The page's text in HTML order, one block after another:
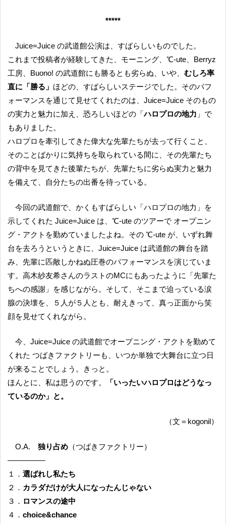
*****
Juice=Juice の武道館公演は、すばらしいものでした。
これまで投稿者が経験してきた、モーニング、℃-ute、Berryz
工房、Buono! の武道館にも勝るとも劣らぬ、いや、 むしろ率
直に「勝る」 ほどの、すばらしいステージでした。そのパフ
ォーマンスを通じて見せてくれたのは、Juice=Juice そのもの
の実力と魅力に加え、恐ろしいほどの「ハロプロの地力 」で
もありました。
ハロプロを牽引してきた偉大な先輩たちが去って行くこと、
そのことばかりに気持ちを取られている間に、その先輩たち
の背中を見てきた後輩たちが、先輩たちに劣らぬ実力と魅力
を備えて、自分たちの出番を待っている。
今回の武道館で、かくもすばらしい「ハロプロの地力」を
示してくれた Juice=Juice は、℃-ute のツアーで オープニン
グ・アクトを勤めていましたよね。その ℃-ute が、いずれ舞
台を去ろうというときに、Juice=Juice は武道館の舞台を踏
み、先輩に匹敵しかねぬ圧巻のパフォーマンスを演じていま
す。高木紗友希さんのラストのMCにもあったように「先輩た
ちへの感謝」を感じながら。そして、そこまで迫っている涙
腺の決壊を、５人が５人とも、耐えきって、真っ正面から笑
顔を見せてくれながら。
今、Juice=Juice の武道館でオープニング・アクトを勤めて
くれた つばきファクトリーも、いつか単独で大舞台に立つ日
が来ることでしょう。きっと。
ほんとに、私は思うのです。
「いったいハロプロはどうなっ
ているのか」と。
（文＝kogonil）
O.A.独り占め （つばきファクトリー）
—————
１． 選ばれし私たち
２． カラダだけが大人になったんじゃない
３． ロマンスの途中
４． choice&chance